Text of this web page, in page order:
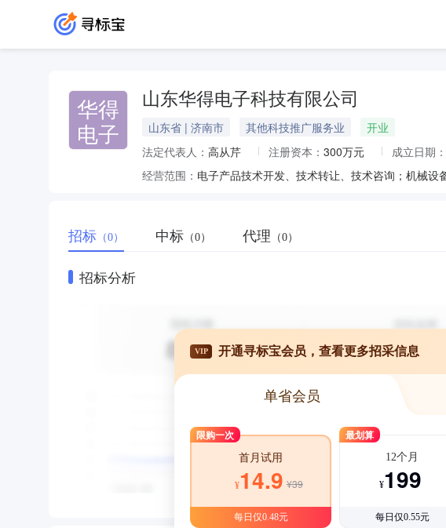
华得
电子
山东华得电子科技有限公司
山东省 | 济南市 其他科技推广服务业
开业
法定代表人： 高从芹 注册资本： 300万元 成立日期：
经营范围：
招标 （0） 中标 （0） 代理 （0）
招标分析
VIP 开通寻标宝会员，查看更多招采信息
单省会员
限购一次
首月试用
¥14.9 ¥39
每日仅0.48元
最划算
12个月
¥199
每日仅0.55元